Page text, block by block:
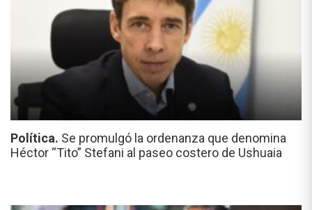
Política. Se promulgó la ordenanza que denomina
Héctor “Tito” Stefani al paseo costero de Ushuaia